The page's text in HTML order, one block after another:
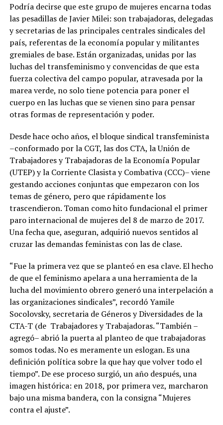
Podría decirse que este grupo de mujeres encarna todas
las pesadillas de Javier Milei: son trabajadoras, delegadas
y secretarias de las principales centrales sindicales del
país, referentas de la economía popular y militantes
gremiales de base. Están organizadas, unidas por las
luchas del transfeminismo y convencidas de que esta
fuerza colectiva del campo popular, atravesada por la
marea verde, no solo tiene potencia para poner el
cuerpo en las luchas que se vienen sino para pensar
otras formas de representación y poder.
Desde hace ocho años, el bloque sindical transfeminista
–conformado por la CGT, las dos CTA, la Unión de
Trabajadores y Trabajadoras de la Economía Popular
(UTEP) y la Corriente Clasista y Combativa (CCC)– viene
gestando acciones conjuntas que empezaron con los
temas de género, pero que rápidamente los
trascendieron. Toman como hito fundacional el primer
paro internacional de mujeres del 8 de marzo de 2017.
Una fecha que, aseguran, adquirió nuevos sentidos al
cruzar las demandas feministas con las de clase.
“Fue la primera vez que se planteó en esa clave. El hecho
de que el feminismo apelara a una herramienta de la
lucha del movimiento obrero generó una interpelación a
las organizaciones sindicales”, recordó Yamile
Socolovsky, secretaria de Géneros y Diversidades de la
CTA-T (de Trabajadores y Trabajadoras. “También –
agregó– abrió la puerta al planteo de que trabajadoras
somos todas. No es meramente un eslogan. Es una
definición política sobre la que hay que volver todo el
tiempo”. De ese proceso surgió, un año después, una
imagen histórica: en 2018, por primera vez, marcharon
bajo una misma bandera, con la consigna “Mujeres
contra el ajuste”.